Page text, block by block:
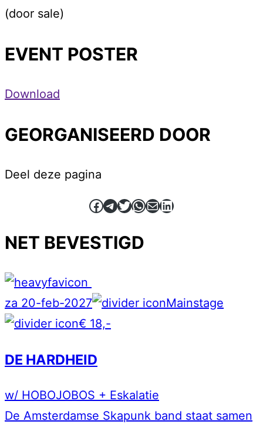
(door sale)
EVENT POSTER
Download
GEORGANISEERD DOOR
Deel deze pagina
Facebook
Telegram
Twitter
WhatsApp
E-mailLinkedIn
NET BEVESTIGD
za 20-feb-2027
Mainstage
€ 18,-
DE HARDHEID
w/ HOBOJOBOS + Eskalatie
De Amsterdamse Skapunk band staat samen